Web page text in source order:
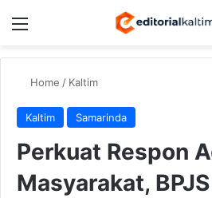
Menu
Home / Kaltim
Kaltim Samarinda
Perkuat Respon
Masyarakat,